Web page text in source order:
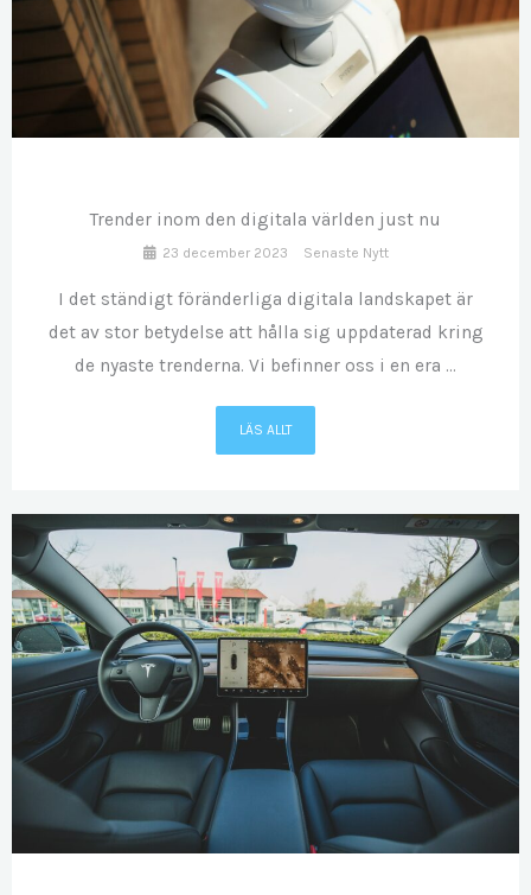
DEC
Trender inom den digitala världen just nu
23 december 2023 Senaste Nytt
I det ständigt föränderliga digitala landskapet är
det av stor betydelse att hålla sig uppdaterad kring
de nyaste trenderna. Vi befinner oss i en era ...
LÄS ALLT